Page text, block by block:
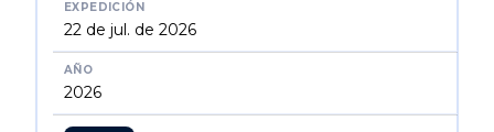
22 de jul. de 2026
2026